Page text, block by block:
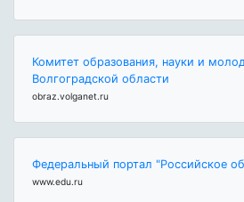
Комитет образования, науки и
Волгоградской области
obraz.volganet.ru
Федеральный портал "Российское
www.edu.ru